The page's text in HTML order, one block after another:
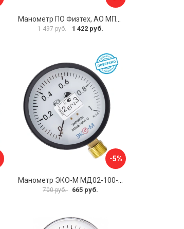
1 497 руб. 1 422 руб.
-5%
Манометр ЭКО-М МД02-100-G-1МПа-ЭИ
700 руб. 665 руб.